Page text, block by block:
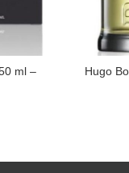
ml –
Hugo